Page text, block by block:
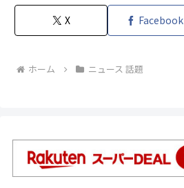
X Facebook
ホーム ニュース 話題